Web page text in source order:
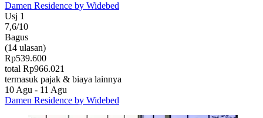
Damen Residence by Widebed
Usj 1
7,6/10
Bagus
(14 ulasan)
Rp539.600
total Rp966.021
termasuk pajak & biaya lainnya
10 Agu - 11 Agu
Damen Residence by Widebed